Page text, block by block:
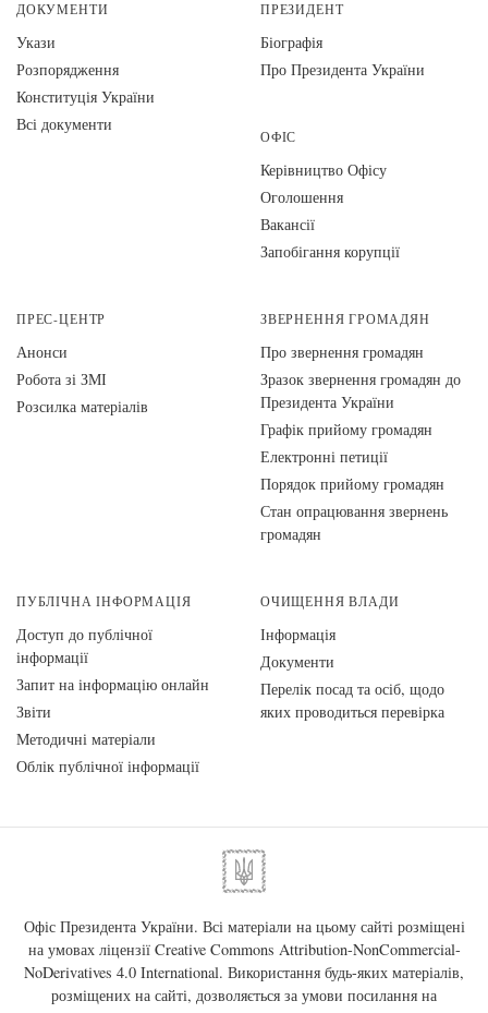
ДОКУМЕНТИ
Укази
Розпорядження
Конституція України
Всі документи
ПРЕЗИДЕНТ
Біографія
Про Президента України
ОФІС
Керівництво Офісу
Оголошення
Вакансії
Запобігання корупції
ПРЕС-ЦЕНТР
Анонси
Робота зі ЗМІ
Розсилка матеріалів
ЗВЕРНЕННЯ ГРОМАДЯН
Про звернення громадян
Зразок звернення громадян до
Президента України
Графік прийому громадян
Електронні петиції
Порядок прийому громадян
Стан опрацювання звернень
громадян
ПУБЛІЧНА ІНФОРМАЦІЯ
Доступ до публічної
інформації
Запит на інформацію онлайн
Звіти
Методичні матеріали
Облік публічної інформації
ОЧИЩЕННЯ ВЛАДИ
Інформація
Документи
Перелік посад та осіб, щодо
яких проводиться перевірка
Офіс Президента України. Всі матеріали на цьому сайті розміщені
на умовах ліцензії Creative Commons Attribution-NonCommercial-
NoDerivatives 4.0 International. Використання будь-яких матеріалів,
розміщених на сайті, дозволяється за умови посилання на